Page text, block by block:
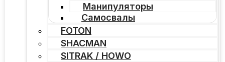
Манипуляторы
Самосвалы
FOTON
SHACMAN
SITRAK / HOWO